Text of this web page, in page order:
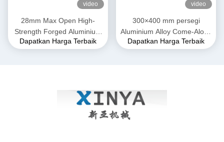
video
28mm Max Open High-
Strength Forged Aluminium
Alloy Come-Along Clamp
Dapatkan Harga Terbaik
video
300×400 mm persegi
Aluminium Alloy Come-Along
Clamp. Grip Transmission
Dapatkan Harga Terbaik